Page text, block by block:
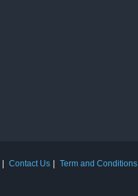
Contact Us Term and Conditions